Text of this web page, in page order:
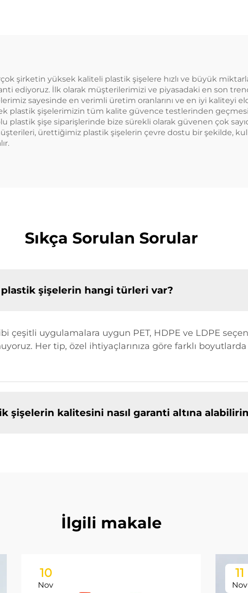
şirketin yüksek kaliteli plastik şişelere hızlı ve büyük
ediyoruz. İlk olarak müşterilerimizi ve piyasadaki en son
sayesinde en verimli üretim oranlarını ve en iyi kaliteyi
plastik şişelerimizin tüm kalite güvence testlerinden
plastik şişe siparişlerinde bize sürekli olarak güvenen çok
ürettiğimiz plastik şişelerin çevre dostu bir şekilde,
Sıkça Sorulan Sorular
şişelerin hangi türleri var?
çeşitli uygulamalara uygun PET, HDPE ve LDPE
Her tip, özel ihtiyaçlarınıza göre farklı
şişelerin kalitesini nasıl garanti altına
İlgili makale
10
Nov
11
Nov